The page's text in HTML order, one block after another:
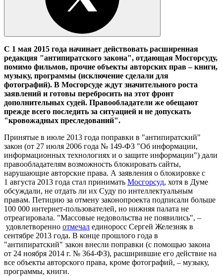
С 1 мая 2015 года начинает действовать расширенная
редакция "антипиратского закона", отдающая Мосгорсуду,
помимо фильмов, прочие объекты авторских прав – книги,
музыку, программы (исключение сделали для
фотографий). В Мосгорсуде ждут значительного роста
заявлений и готовы перебросить на этот фронт
дополнительных судей. Правообладатели же обещают
прежде всего последить за ситуацией и не допускать
"кровожадных преследований".
Принятые в июле 2013 года поправки в "антипиратский"
закон (от 27 июля 2006 года № 149-ФЗ "Об информации,
информационных технологиях и о защите информации") дали
правообладателям возможность блокировать сайты,
нарушающие авторские права. А заявления о блокировке с
1 августа 2013 года стал принимать Мосгорсуд, хотя в Думе
обсуждали, не отдать ли их Суду по интеллектуальным
правам. Петицию за отмену законопроекта подписали больше
100 000 интернет-пользователей, но нижняя палата не
отреагировала. "Массовые недовольства не появились", –
удовлетворенно отмечал единоросс Сергей Железняк в
сентябре 2013 года. В конце прошлого года в
"антипиратский" закон внесли поправки (с помощью закона
от 24 ноября 2014 г. № 364-ФЗ), расширившие его действие на
все объекты авторского права, кроме фотографий, – музыку,
программы, книги.